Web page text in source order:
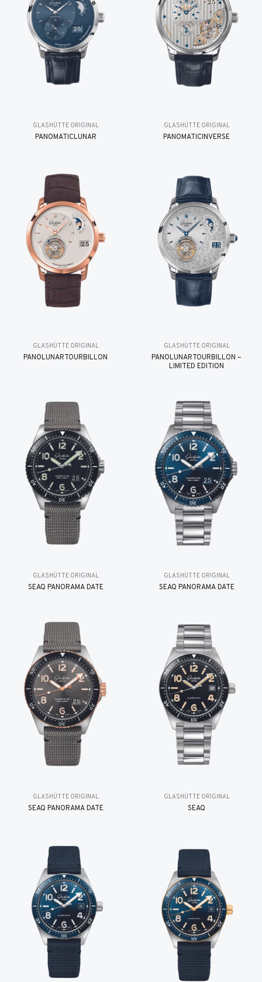
GLASHÜTTE ORIGINAL
PANOMATICLUNAR
GLASHÜTTE ORIGINAL
PANOMATICINVERSE
GLASHÜTTE ORIGINAL
PANOLUNARTOURBILLON
GLASHÜTTE ORIGINAL
PANOLUNARTOURBILLON –
LIMITED EDITION
GLASHÜTTE ORIGINAL
SEAQ PANORAMA DATE
GLASHÜTTE ORIGINAL
SEAQ PANORAMA DATE
GLASHÜTTE ORIGINAL
SEAQ PANORAMA DATE
GLASHÜTTE ORIGINAL
SEAQ